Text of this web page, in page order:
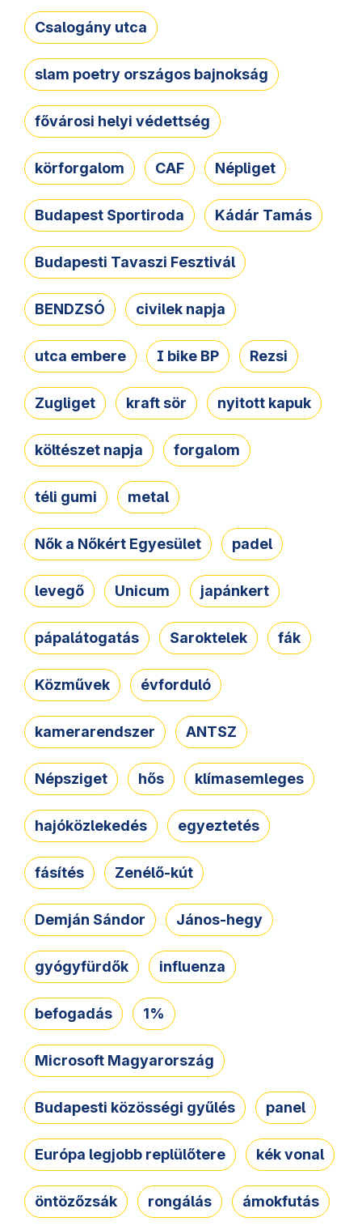
Csalogány utca
slam poetry országos bajnokság
fővárosi helyi védettség
körforgalom CAF Népliget
Budapest Sportiroda Kádár Tamás
Budapesti Tavaszi Fesztivál
BENDZSÓ civilek napja
utca embere I bike BP Rezsi
Zugliget kraft sör nyitott kapuk
költészet napja forgalom
téli gumi metal
Nők a Nőkért Egyesület padel
levegő Unicum japánkert
pápalátogatás Saroktelek fák
Közművek évforduló
kamerarendszer ANTSZ
Népsziget hős klímasemleges
hajóközlekedés egyeztetés
fásítés Zenélő-kút
Demján Sándor János-hegy
gyógyfürdők influenza
befogadás 1%
Microsoft Magyarország
Budapesti közösségi gyűlés panel
Európa legjobb replülőtere kék vonal
öntözőzsák rongálás ámokfutás